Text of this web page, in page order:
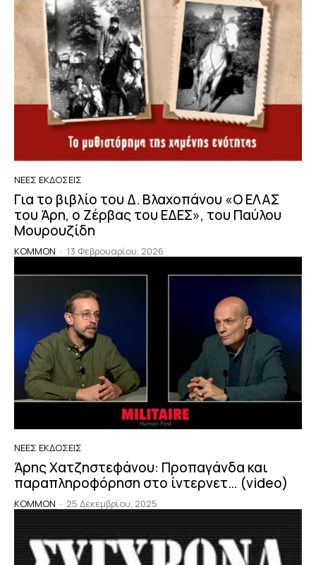
ΝΈΕΣ ΕΚΔΌΣΕΙΣ
Για το βιβλίο του Δ. Βλαχοπάνου «Ο ΕΛΑΣ
του Άρη, ο Ζέρβας του ΕΔΕΣ», του Παύλου
Μουρουζίδη
KOMMON - 13 Φεβρουαρίου, 2026
ΝΈΕΣ ΕΚΔΌΣΕΙΣ
Άρης Χατζηστεφάνου: Προπαγάνδα και
παραπληροφόρηση στο ίντερνετ… (video)
KOMMON - 25 Δεκεμβρίου, 2025